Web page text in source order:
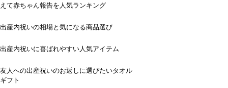
えて赤ちゃん報告を人気ランキング
出産内祝いの相場と気になる商品選び
出産内祝いに喜ばれやすい人気アイテム
友人への出産祝いのお返しに選びたいタオル
ギフト